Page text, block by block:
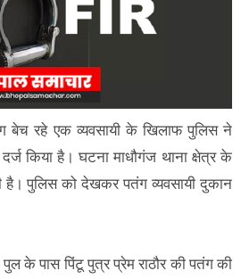
बेच रहे एक व्यवसायी के खिलाफ पुलिस ने
किया है। घटना माधौगंज थाना क्षेत्र के
है। पुलिस को देखकर पतंग व्यवसायी दुकान
पुल के पास पिंटू पुत्र प्रेम राठौर की पतंग की